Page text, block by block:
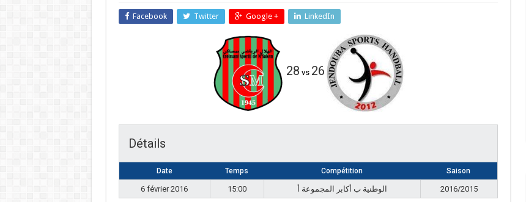
Facebook Twitter Google + LinkedIn
28 vs 26
Détails
Date Temps Compétition Saison
6 février 2016 15:00 الوطنية ب أكابر المجموعة أ 2016/2015